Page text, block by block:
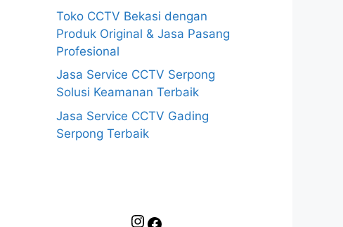
Toko CCTV Bekasi dengan
Produk Original & Jasa Pasang
Profesional
Jasa Service CCTV Serpong
Solusi Keamanan Terbaik
Jasa Service CCTV Gading
Serpong Terbaik